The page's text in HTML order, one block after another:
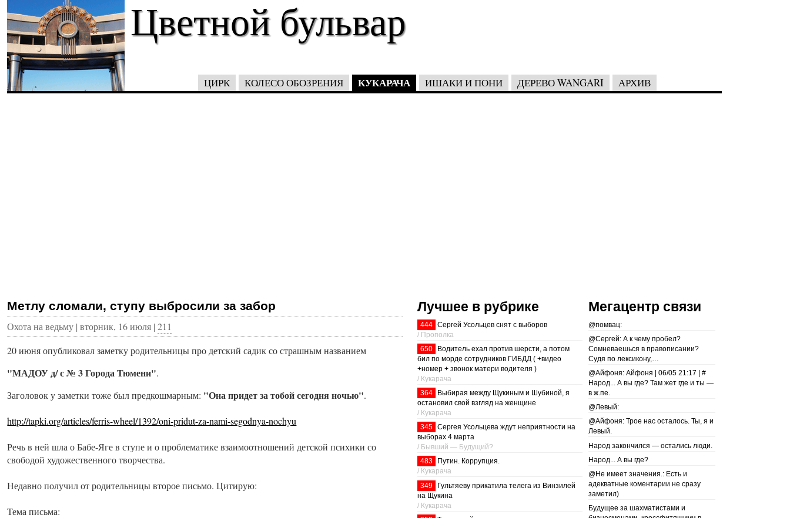
Цветной бульвар
ЦИРК КОЛЕСО ОБОЗРЕНИЯ КУКАРАЧА ИШАКИ И ПОНИ ДЕРЕВО WANGARI АРХИВ
Метлу сломали, ступу выбросили за забор
Охота на ведьму | вторник, 16 июля |211
20 июня опубликовал заметку родительницы про детский садик со страшным названием
"МАДОУ д/ с № 3 Города Тюмени".
Заголовок у заметки тоже был предкошмарным: "Она придет за тобой сегодня ночью".
http://tapki.org/articles/ferris-wheel/1392/oni-pridut-za-nami-segodnya-nochyu
Речь в ней шла о Бабе-Яге в ступе и о проблематике взаимоотношений детской психики со
свободой художественного творчества.
Недавно получил от родительницы второе письмо. Цитирую:
Тема письма:
Лучшее в рубрике
444 Сергей Усольцев снят с выборов
/ Прополка
650
Водитель ехал против шерсти, а потом
бил по морде сотрудников ГИБДД ( +видео
+номер + звонок матери водителя )
/ Кукарача
364
Выбирая между Щукиным и Шубиной, я
остановил свой взгляд на женщине
/ Кукарача
345 Сергея Усольцева ждут неприятности на
выборах 4 марта
/ Бывший — Будущий?
483
Путин. Коррупция.
/ Кукарача
349
Гультяеву прикатила телега из Винзилей
на Щукина
/ Кукарача
Мегацентр связи
@помвац:
@Сергей: А к чему пробел?
Сомневаешься в правописании?
Судя по лексикону,…
@Айфоня: Айфоня | 06/05 21:17 | #
Народ... А вы где? Там жет где и ты —
в ж.пе.
@Левый:
@Айфоня: Трое нас осталось. Ты, я и
Левый.
Народ закончился — остались люди.
Народ... А вы где?
@Не имеет значения.: Есть и
адекватные коментарии не сразу
заметил)
Будущее за шахматистами и